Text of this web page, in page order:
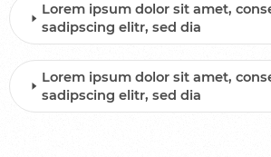
Lorem ipsum dolor sit amet,
sadipscing elitr, sed dia
Lorem ipsum dolor sit amet,
sadipscing elitr, sed dia